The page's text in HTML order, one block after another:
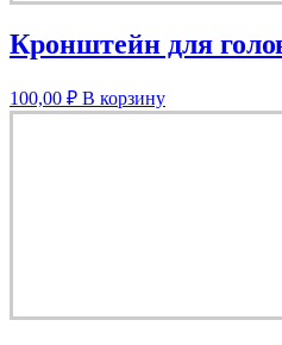
Кронштейн для
100,00 ₽ В корзину